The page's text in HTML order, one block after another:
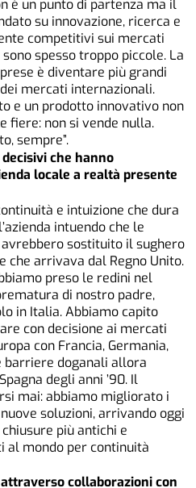
è un punto di partenza ma il
su innovazione, ricerca e
competitivi sui mercati
spesso troppo piccole. La
è diventare più grandi
mercati internazionali.
e un prodotto innovativo non
fiere: non si vende nulla.
sempre”.
che hanno
locale a realtà presente
e intuizione che dura
intuendo che le
sostituito il sughero
che arrivava dal Regno Unito.
preso le redini nel
di nostro padre,
in Italia. Abbiamo capito
con decisione ai mercati
con Francia, Germania,
barriere doganali allora
degli anni ’90. Il
mai: abbiamo migliorato i
soluzioni, arrivando oggi
più antichi e
al mondo per continuità
collaborazioni con